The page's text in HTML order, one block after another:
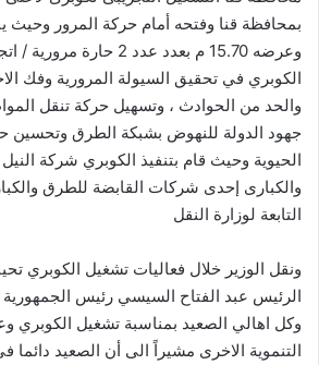
وعرضه 15.70 م بعدد عدد 2
الكوبري في تحقيق السيولة المرورية وفك
والحد من الحوادث ، وتسهيل حركة تنقل
جهود الدولة للنهوض بشبكة الطرق وتحسين
الحيوية وحيث قام بتنفيذ الكوبري شركة
والكبارى إحدى شركات القابضة للطرق
التابعة لوزارة النقل
ونقل الوزير خلال فعاليات تشغيل الكوبري
الرئيس عبد الفتاح السيسي رئيس الجمهورية
وكل اهالي الصعيد بمناسبة تشغيل الكوبري
التنموية الاخرى مشيراً الى أن الصعيد دائما